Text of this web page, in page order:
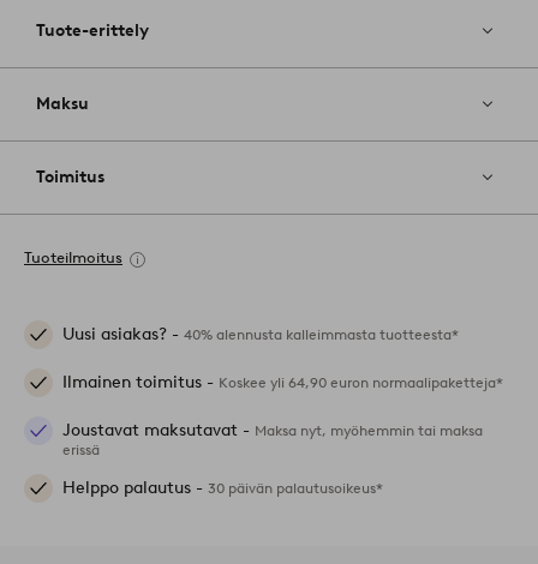
Tuote-erittely
Maksu
Toimitus
Tuoteilmoitus
Uusi asiakas? - 40% alennusta kalleimmasta tuotteesta*
Ilmainen toimitus - Koskee yli 64,90 euron normaalipaketteja*
Joustavat maksutavat - Maksa nyt, myöhemmin tai maksa
erissä
Helppo palautus - 30 päivän palautusoikeus*